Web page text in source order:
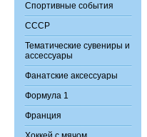
Спортивные события
СССР
Тематические сувениры и
ассессуары
Фанатские аксессуары
Формула 1
Франция